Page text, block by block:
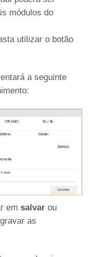
módulos do
utilizar o botão
a seguinte
em salvar ou
as